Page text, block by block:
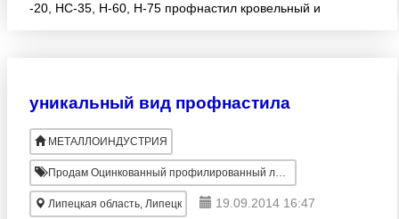
-20, НС-35, Н-60, Н-75 профнастил кровельный и
уникальный вид профнастила
МЕТАЛЛОИНДУСТРИЯ
Продам Оцинкованный профилированный лист
Липецкая область, Липецк
19.09.2014 16:47